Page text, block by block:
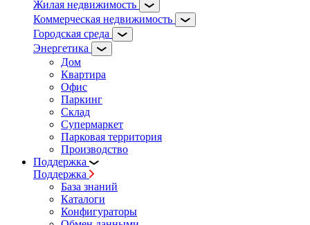
Жилая недвижимость
Коммерческая недвижимость
Городская среда
Энергетика
Дом
Квартира
Офис
Паркинг
Склад
Супермаркет
Парковая территория
Производство
Поддержка
Поддержка
База знаний
Каталоги
Конфигураторы